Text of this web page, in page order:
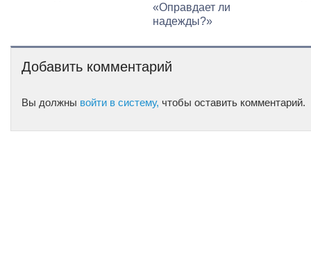
«Оправдает ли
надежды?»
Добавить комментарий
Вы должны войти в систему, чтобы оставить комментарий.